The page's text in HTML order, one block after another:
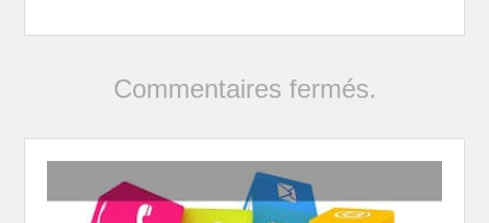
Commentaires fermés.